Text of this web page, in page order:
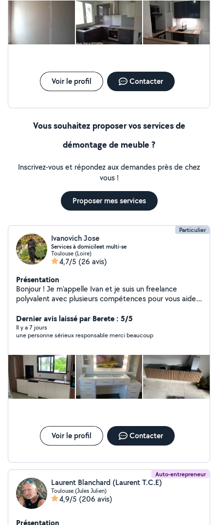
Voir le profil Contacter
Vous souhaitez proposer vos services de
démontage de meuble ?
Inscrivez-vous et répondez aux demandes près de chez
vous !
Proposer mes services
Particulier
Ivanovich Jose
Services à domicileet multi-se
Toulouse (Loire)
4,7/5 (26 avis)
Présentation
Bonjour ! Je m'appelle Ivan et je suis un freelance
polyvalent avec plusieurs compétences pour vous aider
et décoration intérieure/exterieure Montage de
meubles installation rapide et fiable Services
domestiques ménage, organisation et aide à domicile
à vos besoins pour fournir un travail de qualité.
Dernier avis laissé par Berete : 5/5
Il y a 7 jours
une personne sérieux responsable merci beaucoup
Voir le profil Contacter
Auto-entrepreneur
Laurent Blanchard (Laurent T.C.E)
Toulouse (Jules Julien)
4,9/5 (206 avis)
Présentation